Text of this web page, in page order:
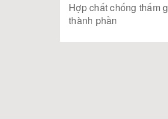
Hợp chất chống thấm
thành phần